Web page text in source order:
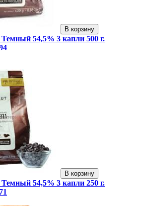
В корзину
54,5% 3 капли 500 г.
В корзину
54,5% 3 капли 250 г.